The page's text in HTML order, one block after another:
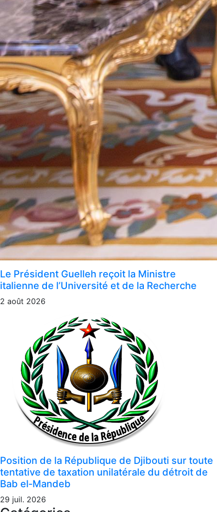
Le Président Guelleh reçoit la Ministre
italienne de l’Université et de la Recherche
2 août 2026
Position de la République de Djibouti sur toute
tentative de taxation unilatérale du détroit de
Bab el‑Mandeb
29 juil. 2026